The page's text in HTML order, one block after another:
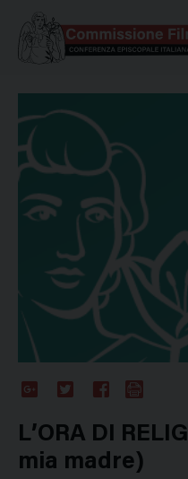
Plus
L’ORA DI
mia madre)